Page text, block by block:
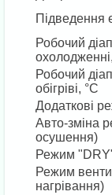
Підведення
Робочий
Робочий
обігріві, °C
Додаткові
Авто-зміна
осушення)
Режим
Режим
нагрівання)